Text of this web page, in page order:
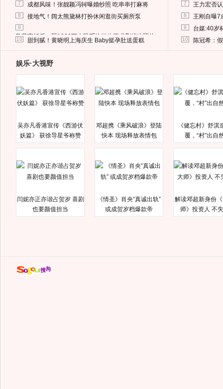
7 成都风味！张靓颖冯轲曝婚纱照 吃串串打麻将
8 接地气！阔太熊黛林打扮休闲逛街买厕所泵
9
马蓉离婚后，砸1000万人民币给媒体要求删掉这照片
10 甜到腻！黄晓明上海庆生 Baby挺孕肚送蛋糕
7 王力宏否
8 王刚自曝7
9 台媒:40岁
10 陈冠希：
娱乐·大视野
吴亦凡香港宣传《西游伏
妖篇》 获徐导星爷称赞
邓超携《乘风破浪》登陆
快本 现场释放表情包
《健忘村》舒淇
覆，“村”出自
闫妮亦正亦谐占贺岁 喜剧
也要颜值担当
《情圣》肖央“真诚出轨”
或成贺岁档爆款帝
解读邓超新身份
师》投资人 不